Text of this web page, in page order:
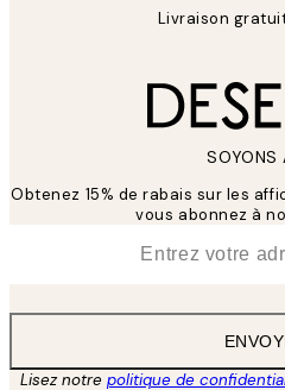
Livraison
SOYONS
Obtenez 15% de rabais sur les
vous abonnez à
Lisez notre politique de